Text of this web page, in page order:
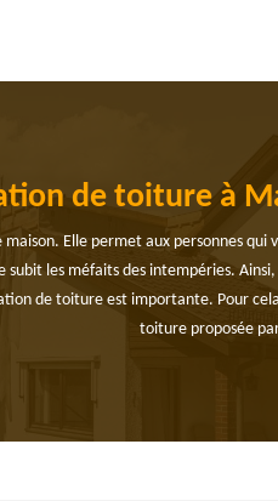
de toiture à
Elle permet aux personnes
les méfaits des intempéries.
de toiture est importante. Pour
toiture proposée